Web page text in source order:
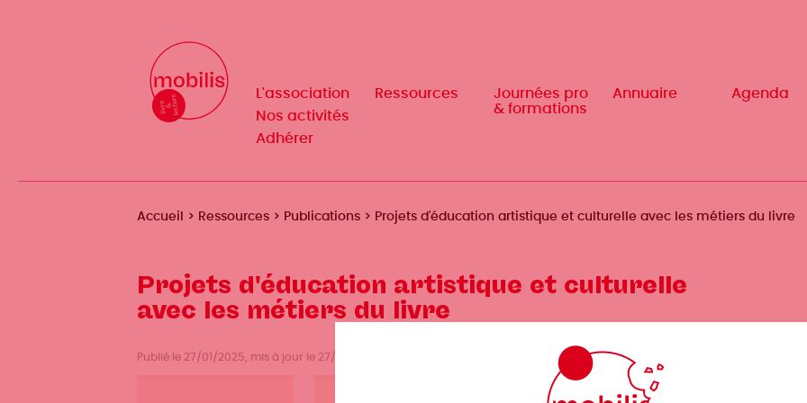
Navigation
principale
L'association
Nos activités
Adhérer
Ressources
Journées pro
& formations
Annuaire Agenda
Navigation
principale
L'association
Nos activités
Adhérer
Ressources
Journées pro
& formations
Annuaire Agenda
Fil
Accueil Ressources Publications Projets d'éducation artistique et culturelle avec les métiers du livre
Projets d'éducation artistique et culturelle
avec les métiers du livre
Publié le 27/01/2025, mis à jour le 27/01/2025